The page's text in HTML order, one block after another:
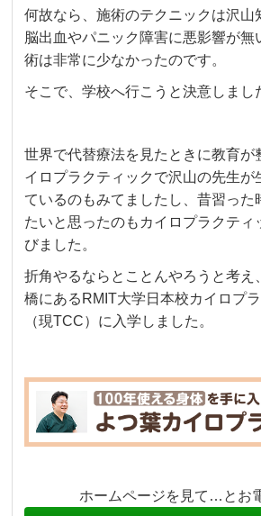
何故なら、施術のテクニックは沢山
脳出血やパニック障害に悪影響が無
術は非常に少なかったのです。
そこで、学校へ行こうと決意しまし
世界で代替療法を見たときに教育が
イロプラクティックで沢山の先生が
ているのもみてましたし、昔習った
たいと思ったのもカイロプラクティ
びました。
折角やるならとことんやろうと考え
橋にあるRMIT大学日本校カイロプ
（現TCC）に入学しました。
ホームページを見て…とお